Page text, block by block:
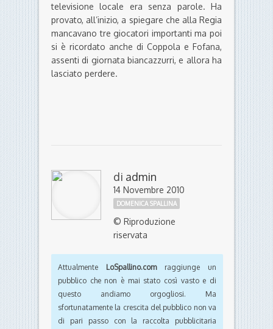
televisione locale era senza parole. Ha
provato, all’inizio, a spiegare che alla Regia
mancavano tre giocatori importanti ma poi
si è ricordato anche di Coppola e Fofana,
assenti di giornata biancazzurri, e allora ha
lasciato perdere.
di admin
14 Novembre 2010
DOMENICA SPALLINA
© Riproduzione
riservata
Attualmente LoSpallino.comraggiunge un
pubblico che non è mai stato così vasto e di
questo andiamo orgogliosi. Ma
sfortunatamente la crescita del pubblico non va
di pari passo con la raccolta pubblicitaria